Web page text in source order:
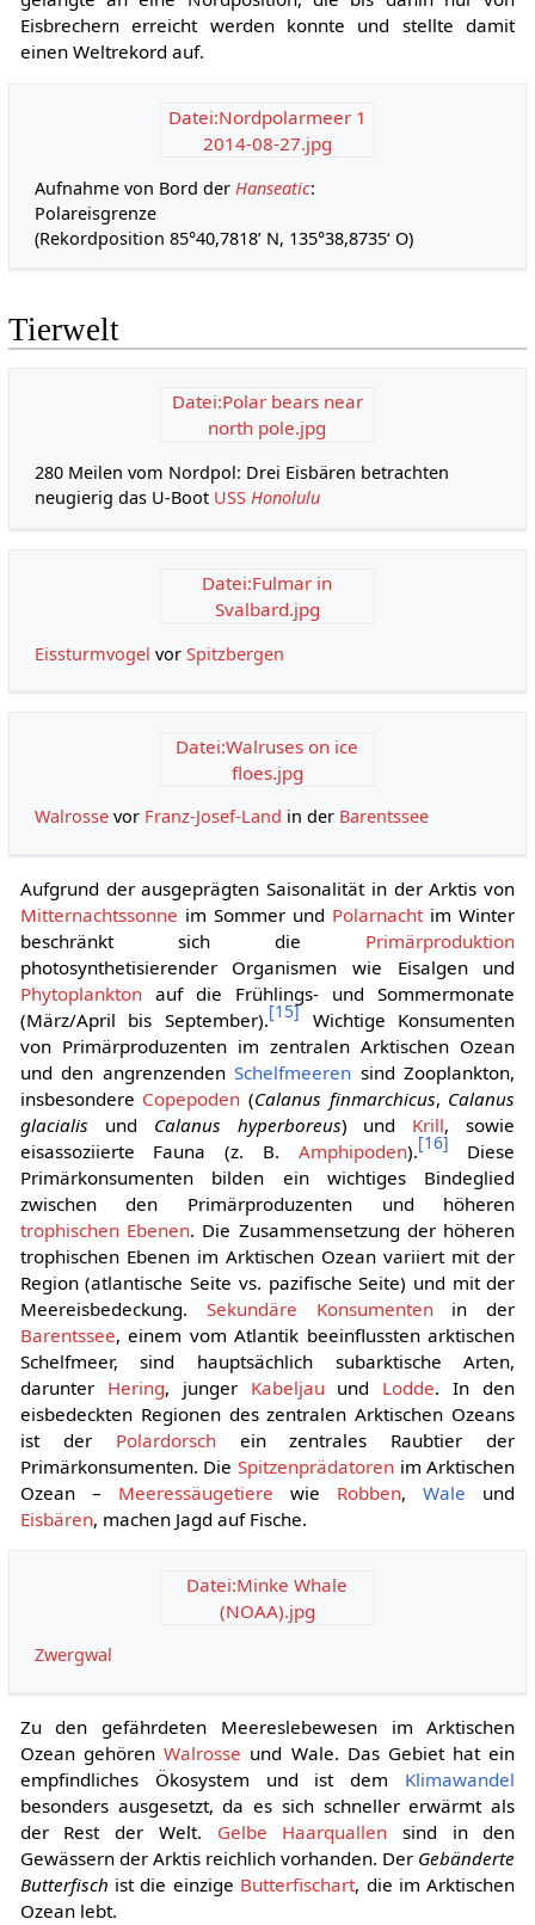
Eisbrechern erreicht werden konnte und stellte damit
einen Weltrekord auf.
Datei:Nordpolarmeer 1
2014-08-27.jpg
Aufnahme von Bord der Hanseatic:
Polareisgrenze
(Rekordposition 85°40,7818’ N, 135°38,8735‘ O)
Tierwelt
Datei:Polar bears near
north pole.jpg
280 Meilen vom Nordpol: Drei Eisbären betrachten
neugierig das U-Boot USSHonolulu
Datei:Fulmar in
Svalbard.jpg
Eissturmvogel vorSpitzbergen
Datei:Walruses on ice
floes.jpg
Walrosse vor Franz-Josef-Land in der Barentssee
Aufgrund der ausgeprägten Saisonalität in der Arktis von
Mitternachtssonne im Sommer und Polarnachtim Winter
beschränkt sich die Primärproduktion
photosynthetisierender Organismen wie Eisalgen und
Phytoplanktonauf die Frühlings- und Sommermonate
(März/April bis September).[15] Wichtige Konsumenten
von Primärproduzenten im zentralen Arktischen Ozean
und den angrenzendenSchelfmeeren sind Zooplankton,
insbesondere Copepoden (Calanus finmarchicus, Calanus
glacialis und Calanus hyperboreus) und Krill, sowie
eisassoziierte Fauna (z. B. Amphipoden).[16] Diese
Primärkonsumenten bilden ein wichtiges Bindeglied
zwischen den Primärproduzenten und höheren
trophischen Ebenen. Die Zusammensetzung der höheren
trophischen Ebenen im Arktischen Ozean variiert mit der
Region (atlantische Seite vs. pazifische Seite) und mit der
Meereisbedeckung. Sekundäre Konsumentenin der
Barentssee, einem vom Atlantik beeinflussten arktischen
Schelfmeer, sind hauptsächlich subarktische Arten,
darunter Hering, junger Kabeljau und Lodde. In den
eisbedeckten Regionen des zentralen Arktischen Ozeans
ist der Polardorschein zentrales Raubtier der
Primärkonsumenten. Die Spitzenprädatoren im Arktischen
Ozean – Meeressäugetiere wie Robben,Wale und
Eisbären, machen Jagd auf Fische.
Datei:Minke Whale
(NOAA).jpg
Zwergwal
Zu den gefährdeten Meereslebewesen im Arktischen
Ozean gehörenWalrosse und Wale. Das Gebiet hat ein
empfindliches Ökosystem und ist dem Klimawandel
besonders ausgesetzt, da es sich schneller erwärmt als
der Rest der Welt. Gelbe Haarquallen sind in den
Gewässern der Arktis reichlich vorhanden. Der Gebänderte
Butterfisch ist die einzige Butterfischart, die im Arktischen
Ozean lebt.